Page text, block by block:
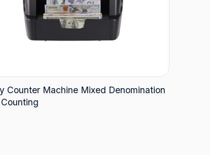
Counter Machine Mixed Denomination